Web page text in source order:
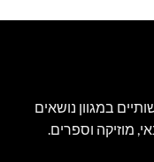
במגוון נושאים
מוזיקה וספרים.